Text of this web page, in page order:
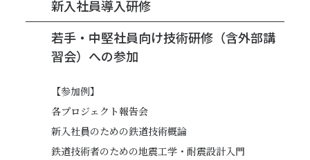
新入社員導入研修
若手・中堅社員向け技術研修（含外部講
習会）への参加
【参加例】
各プロジェクト報告会
新入社員のための鉄道技術概論
鉄道技術者のための地震工学・耐震設計入門